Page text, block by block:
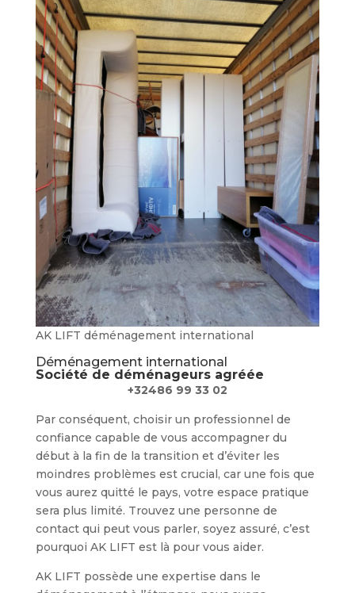
AK LIFT déménagement international
Déménagement international
Société de déménageurs agréée
+32486 99 33 02
Par conséquent, choisir un professionnel de
confiance capable de vous accompagner du
début à la fin de la transition et d’éviter les
moindres problèmes est crucial, car une fois que
vous aurez quitté le pays, votre espace pratique
sera plus limité. Trouvez une personne de
contact qui peut vous parler, soyez assuré, c’est
pourquoi AK LIFT est là pour vous aider.
AK LIFT possède une expertise dans le